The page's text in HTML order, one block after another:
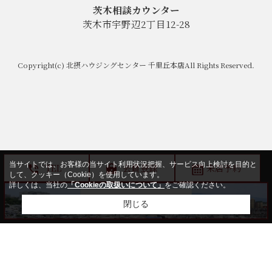
茨木相談カウンター
茨木市宇野辺2丁目12-28
Copyright(c) 北摂ハウジングセンター 千里丘本店All Rights Reserved.
TEL 会員登録 来店予約
当サイトでは、お客様の当サイト利用状況把握、サービス向上検討を目的と
して、クッキー（Cookie）を使用しています。
詳しくは、当社の「Cookieの取扱いについて」をご確認ください。
閉じる